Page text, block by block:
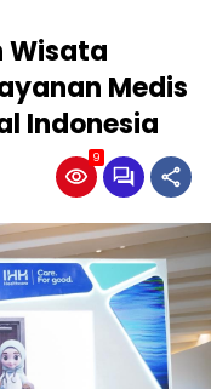
Wisata
Medis
Indonesia
9